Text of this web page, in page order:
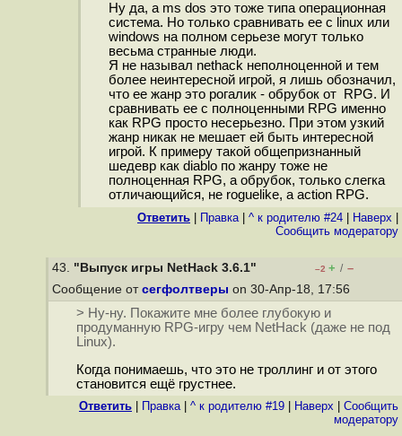
Ну да, а ms dos это тоже типа операционная
система. Но только сравнивать ее с linux или
windows на полном серьезе могут только
весьма странные люди.
Я не называл nethack неполноценной и тем
более неинтересной игрой, я лишь обозначил,
что ее жанр это рогалик - обрубок от RPG. И
сравнивать ее с полноценными RPG именно
как RPG просто несерьезно. При этом узкий
жанр никак не мешает ей быть интересной
игрой. К примеру такой общепризнанный
шедевр как diablo по жанру тоже не
полноценная RPG, а обрубок, только слегка
отличающийся, не roguelike, а action RPG.
Ответить Правка| ^ к родителю #24 Наверх
Cообщить модератору
43. "Выпуск игры NetHack 3.6.1" –2 + / –
Сообщение от сегфолтверы on 30-Апр-18, 17:56
> Ну-ну. Покажите мне более глубокую и
продуманную RPG-игру чем NetHack (даже не под
Linux).
Когда понимаешь, что это не троллинг и от этого
становится ещё грустнее.
Ответить Правка| ^ к родителю #19 Наверх
Cообщить
модератору